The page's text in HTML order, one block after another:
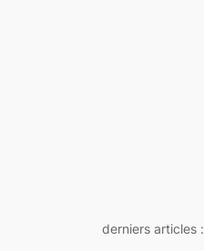
derniers articles :